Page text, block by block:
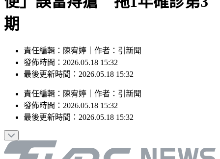
便」誤當痔瘡 拖1年確診第3
期
責任編輯：陳宥婷｜作者：引新聞
發佈時間：2026.05.18 15:32
責任編輯 ： 陳宥婷｜作者：
發佈時間：2026.05.18 15:32